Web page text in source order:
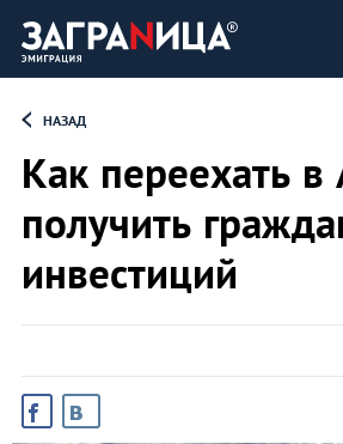
НАЗАД
Как переехать
получить
инвестиций